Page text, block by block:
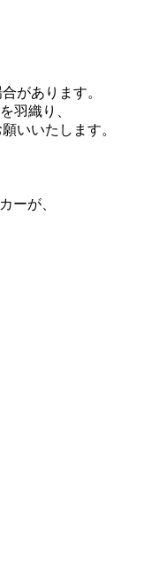
があります。
羽織り、
いいたします。
ーが、